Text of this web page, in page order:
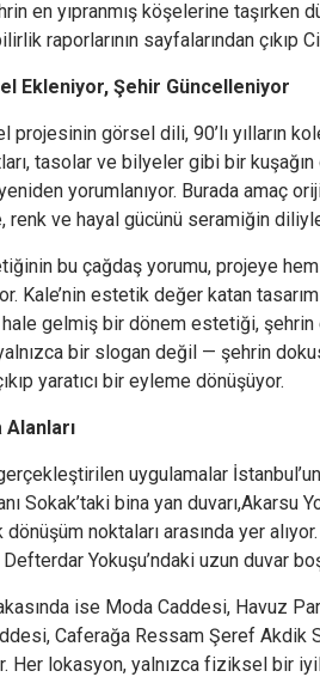
en yıpranmış köşelerine taşırken
raporlarının sayfalarından çıkıp
Ekleniyor, Şehir Güncelleniyor
projesinin görsel dili, 90’lı yılların
tasolar ve bilyeler gibi bir
yorumlanıyor. Burada amaç
renk ve hayal gücünü seramiğin
bu çağdaş yorumu, projeye
Kale’nin estetik değer katan
gelmiş bir dönem estetiği, şehrin
bir slogan değil — şehrin
yaratıcı bir eyleme dönüşüyor.
Alanları
uygulamalar
Sokak’taki bina yan duvarı,Akarsu
noktaları arasında yer
Defterdar Yokuşu’ndaki uzun duvar
ise Moda Caddesi, Havuz
Caferağa Ressam Şeref Akdik
Her lokasyon, yalnızca fiziksel bir